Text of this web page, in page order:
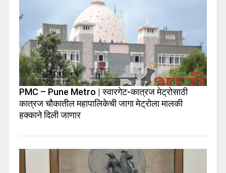
PMC – Pune Metro | स्वारगेट-कात्रज मेट्रोसाठी
कात्रज चौकातील महापालिकेची जागा मेट्रोला मालकी
हक्काने दिली जाणार